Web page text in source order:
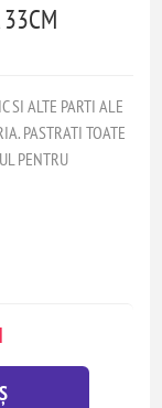
33CM
SI ALTE PARTI ALE
PASTRATI TOATE
PENTRU